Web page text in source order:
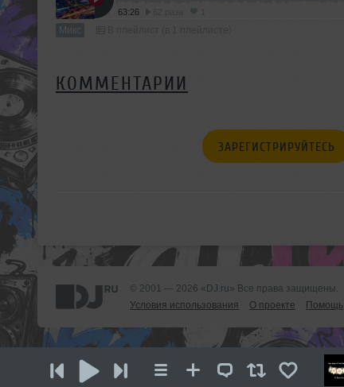
63:26
Микс
КОММЕНТАРИИ
ЗАРЕГИСТРИРУЙТЕСЬ
© 2001 — 2026 «DJ.ru» Все права защищены.
Условия использования
О проекте Помощь